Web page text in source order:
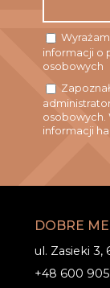
informacji o
osobowych
osobowych.
informacji
DOBRE
ul. Zasieki 3,
+48 600